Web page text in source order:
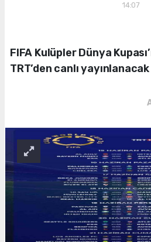
14:07
FIFA Kulüpler Dünya
TRT’den canlı yayınlanacak